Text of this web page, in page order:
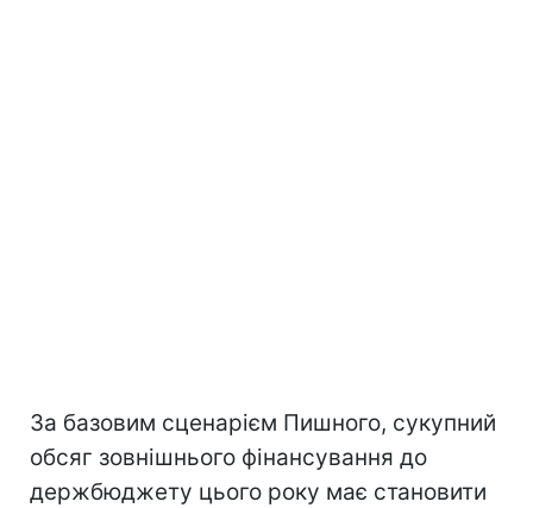
За базовим сценарієм Пишного, сукупний
обсяг зовнішнього фінансування до
держбюджету цього року має становити